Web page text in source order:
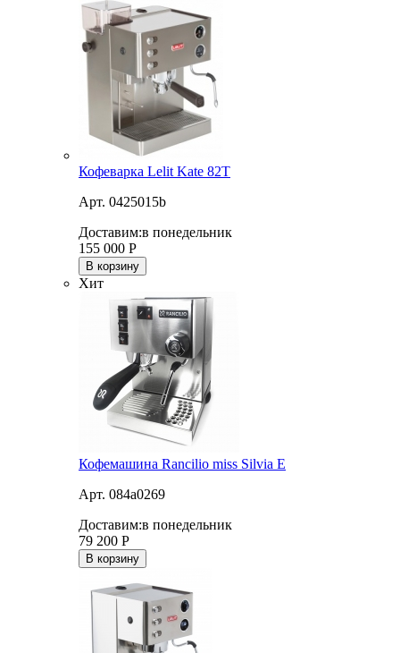
Кофеварка Lelit Kate 82T
Арт. 0425015b
Доставим:в понедельник
155 000 Р
В корзину
Хит
Кофемашина Rancilio miss Silvia E
Арт. 084a0269
Доставим:в понедельник
79 200 Р
В корзину